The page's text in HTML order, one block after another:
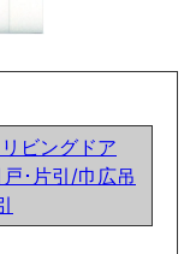
ビングドア
･片引/巾広吊